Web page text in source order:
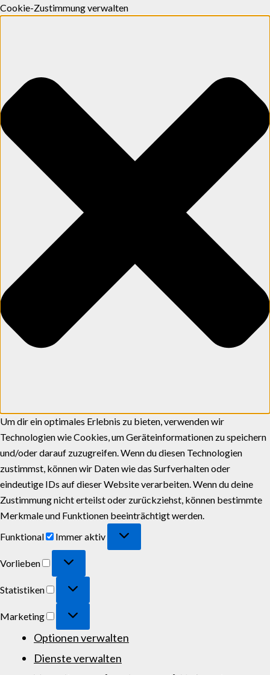
Cookie-Zustimmung verwalten
Um dir ein optimales Erlebnis zu bieten, verwenden wir
Technologien wie Cookies, um Geräteinformationen zu speichern
und/oder darauf zuzugreifen. Wenn du diesen Technologien
zustimmst, können wir Daten wie das Surfverhalten oder
eindeutige IDs auf dieser Website verarbeiten. Wenn du deine
Zustimmung nicht erteilst oder zurückziehst, können bestimmte
Merkmale und Funktionen beeinträchtigt werden.
Funktional
Immer aktiv
Vorlieben
Statistiken
Marketing
Optionen verwalten
Dienste verwalten